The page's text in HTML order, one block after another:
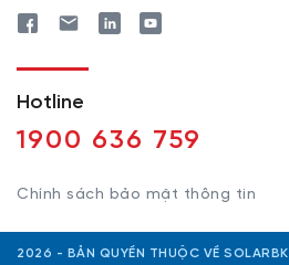
Hotline
1900 636 759
Chính sách bảo mật thông tin
2026 - BẢN QUYỀN THUỘC VỀ SOLARBK